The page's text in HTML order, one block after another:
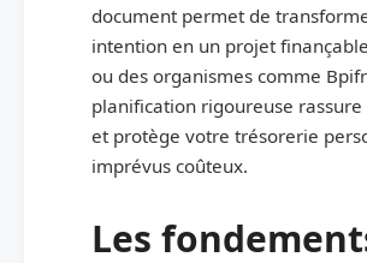
document permet de
intention en un projet
ou des organismes comme
planification rigoureuse
et protège votre trésorerie
imprévus coûteux.
Les